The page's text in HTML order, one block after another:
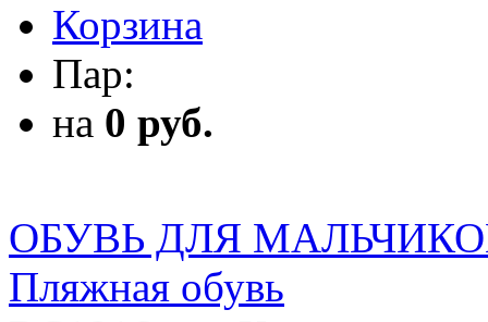
Корзина
Пар:
на 0 руб.
ОБУВЬ ДЛЯ
Пляжная обувь